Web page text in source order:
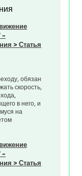
-
> Статья
обязан
скорость,
в него, и
на
-
> Статья